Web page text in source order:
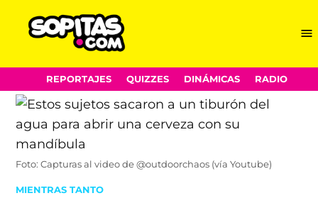
Skip
to
content
REPORTAJES QUIZZES DINÁMICAS RADIO
Foto: Capturas al video de @outdoorchaos (vía Youtube)
POSTED
MIENTRAS TANTO